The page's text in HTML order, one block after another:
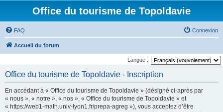
Office du tourisme de Topoldavie
FAQ Connexion
Accueil du forum
Langue :
Office du tourisme de Topoldavie - Inscription
En accédant à « Office du tourisme de Topoldavie » (désigné ci-après par
« nous », « notre », « nos », « Office du tourisme de Topoldavie » et
« https://web1-math.univ-lyon1.fr/prepa-agreg »), vous acceptez d’être